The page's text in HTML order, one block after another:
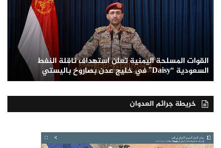
القوات المسلحة اليمنية تعلن استهداف ناقلة النفط
السعودية “Daisy” في خليج عدن بصاروخ باليستي
خريطة جرائم العدوان